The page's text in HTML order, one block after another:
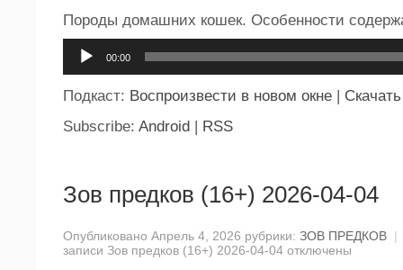
Породы домашних кошек. Особенности
00:00
Подкаст: Воспроизвести в новом окне | Скачать
Subscribe: Android | RSS
Зов предков (16+) 2026-04-04
Опубликовано Апрель 4, 2026 рубрики: ЗОВ ПРЕДКОВ |
записи Зов предков (16+) 2026-04-04 отключены